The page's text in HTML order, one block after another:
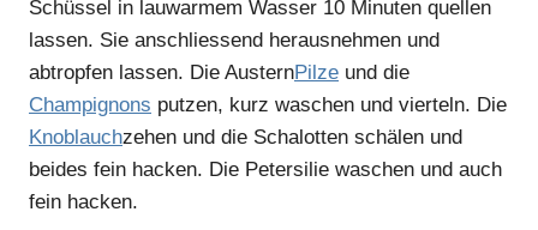
Schüssel in lauwarmem Wasser 10 Minuten quellen
lassen. Sie anschliessend herausnehmen und
abtropfen lassen. Die AusternPilze und die
Champignons putzen, kurz waschen und vierteln. Die
Knoblauchzehen und die Schalotten schälen und
beides fein hacken. Die Petersilie waschen und auch
fein hacken.